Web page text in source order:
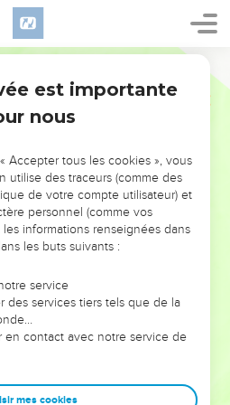
L’ÉVÉNEMENT
!
VOUS ÉVITER LES
VOTRES ?
voit moins les doutes, les erreurs
ont traversés, alors même que ce
les ont façonnés.
entrepreneurs, et responsables
de sagesse afin que leurs erreurs
est importante
nous
Accepter tous les cookies », vous
utilise des traceurs (comme des
de votre compte utilisateur) et
personnel (comme vos
informations renseignées dans
les buts suivants :
service
des services tiers tels que de la
en contact avec notre service de
mes cookies